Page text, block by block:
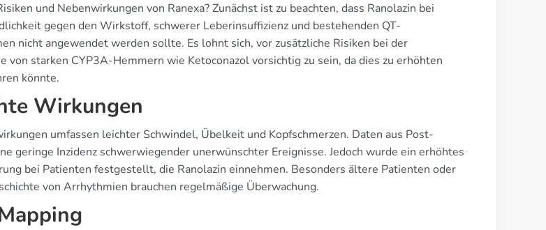
und Nebenwirkungen von Ranexa? Zunächst ist zu beachten, dass Ranolazin bei
gegen den Wirkstoff, schwerer Leberinsuffizienz und bestehenden QT-
nicht angewendet werden sollte. Es lohnt sich, vor zusätzliche Risiken bei der
von starken CYP3A-Hemmern wie Ketoconazol vorsichtig zu sein, da dies zu erhöhten
könnte.
Wirkungen
umfassen leichter Schwindel, Übelkeit und Kopfschmerzen. Daten aus Post-
geringe Inzidenz schwerwiegender unerwünschter Ereignisse. Jedoch wurde ein erhöhtes
bei Patienten festgestellt, die Ranolazin einnehmen. Besonders ältere Patienten oder
von Arrhythmien brauchen regelmäßige Überwachung.